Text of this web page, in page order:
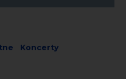
Koncerty